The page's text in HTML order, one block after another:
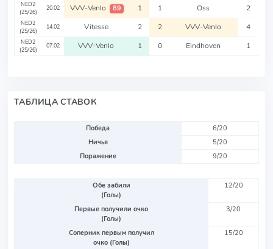
NED2
(25/26)
20.02 VVV-Venlo 89 1 1 Oss 2
NED2
(25/26)
14.02 Vitesse 2 2 VVV-Venlo 4
NED2
(25/26)
07.02 VVV-Venlo 1 0 Eindhoven 1
ТАБЛИЦА СТАВОК
Победа
6/20
Ничья
5/20
Поражение
9/20
Обе забили
(Голы)
12/20
Первые получили очко
(Голы)
3/20
Соперник первым получил
очко (Голы)
15/20